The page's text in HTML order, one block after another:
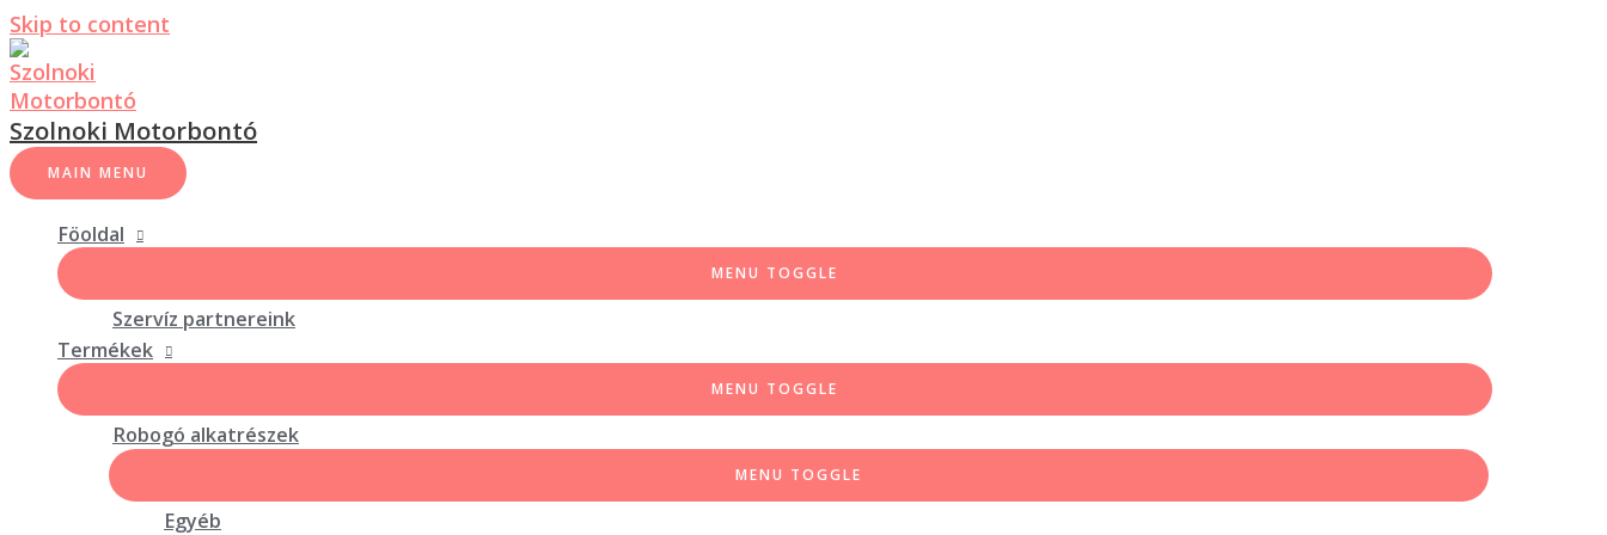
Skip to content
Szolnoki Motorbontó
MAIN MENU
Föoldal
MENU TOGGLE
Szervíz partnereink
Termékek
MENU TOGGLE
Robogó alkatrészek
MENU TOGGLE
Egyéb